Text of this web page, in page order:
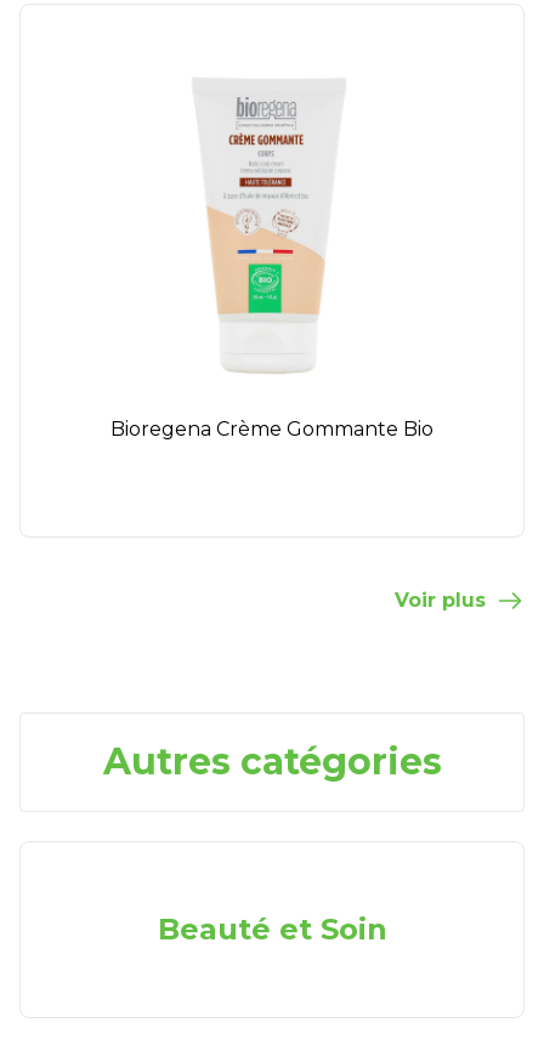
Bioregena Crème Gommante Bio
Voir plus
Autres catégories
Beauté et Soin